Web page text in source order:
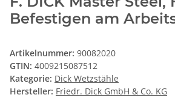
Befestigen am
Artikelnummer: 90082020
GTIN: 4009215087512
Kategorie: Dick Wetzstähle
Hersteller: Friedr. Dick GmbH & Co. KG